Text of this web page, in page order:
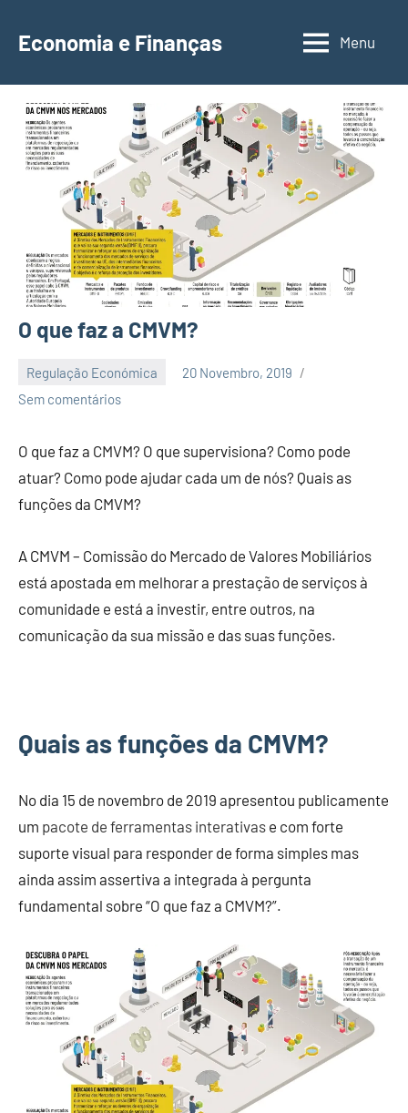
para
conteúdo
Economia e Finanças
Depósitos
IRS,
Finanças
Pessoais,
Calendários
Menu
O que faz a CMVM?
Regulação Económica
20 Novembro, 2019
EcoFin
Sem comentários
O que faz a CMVM? O que supervisiona? Como pode
atuar? Como pode ajudar cada um de nós? Quais as
funções da CMVM?
A CMVM – Comissão do Mercado de Valores Mobiliários
está apostada em melhorar a prestação de serviços à
comunidade e está a investir, entre outros, na
comunicação da sua missão e das suas funções.
Quais as funções da CMVM?
No dia 15 de novembro de 2019 apresentou publicamente
um pacote de ferramentas interativas e com forte
suporte visual para responder de forma simples mas
ainda assim assertiva a integrada à pergunta
fundamental sobre “O que faz a CMVM?”.